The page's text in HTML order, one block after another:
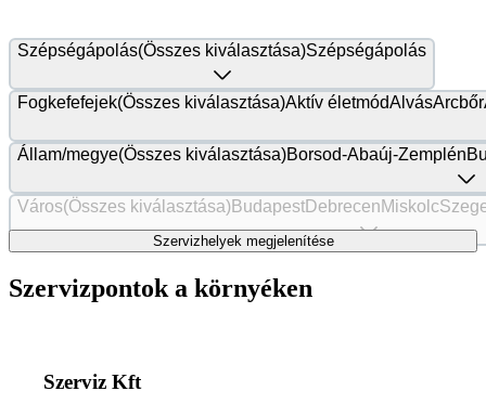
Szépségápolás(Összes kiválasztása)Szépségápolás
Fogkefefejek(Összes kiválasztása)Aktív életmódAlvásArcbőr
Állam/megye(Összes kiválasztása)Borsod-Abaúj-Zemplén
Város(Összes kiválasztása) BudapestDebrecenMiskolc
Szervizhelyek megjelenítése
Szervizpontok a környéken
Szerviz Kft